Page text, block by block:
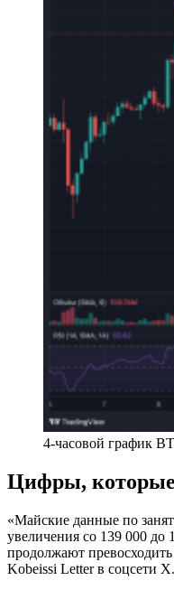
4-часовой график
Цифры,
«Майские данные по
увеличения со 139 000 до
продолжают
Kobeissi Letter в соцсети X.